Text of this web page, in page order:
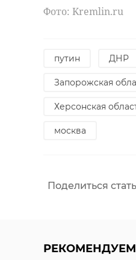
Фото: Kremlin.ru
путин ДНР
Запорожская
Херсонская
москва
Поделиться
РЕКОМЕНДУЕМ
нами